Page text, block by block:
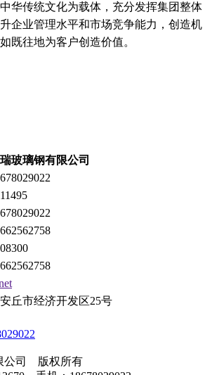
华传统文化为载体，充分发挥集团整体
企业管理水平和市场竞争能力，创造机
既往地为客户创造价值。
玻璃钢有限公司
丘市经济开发区25号
公司 版权所有